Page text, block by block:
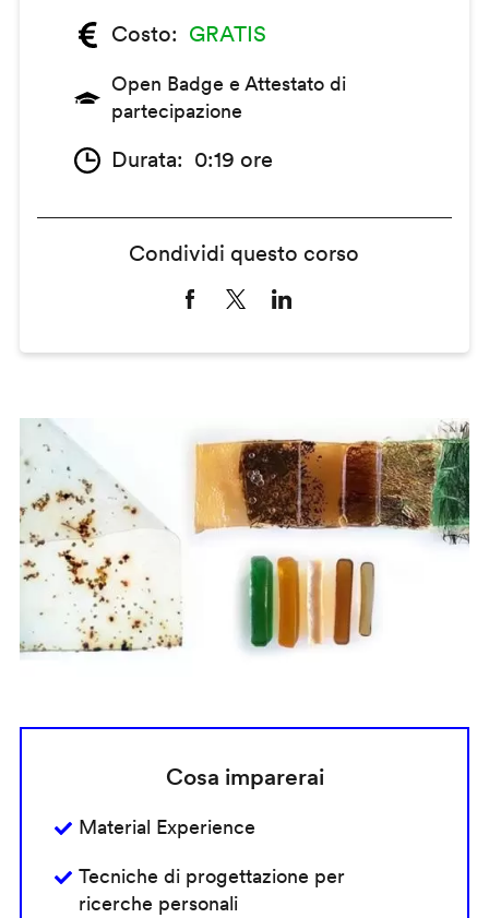
Costo
GRATIS
Open Badge e Attestato di
partecipazione
Durata 0:19 ore
Condividi questo corso
Cosa imparerai
Material Experience
Tecniche di progettazione per
ricerche personali